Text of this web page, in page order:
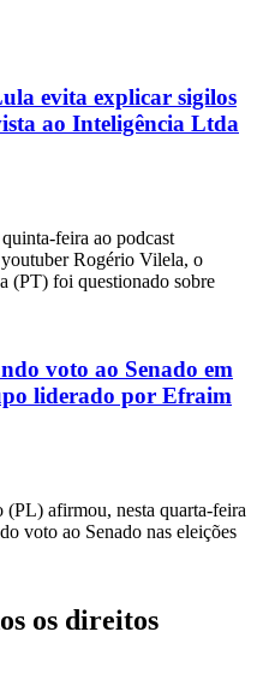
evita explicar sigilos
ao Inteligência Ltda
feira ao podcast
Rogério Vilela, o
(PT) foi questionado sobre
voto ao Senado em
liderado por Efraim
(PL) afirmou, nesta quarta-feira
voto ao Senado nas eleições
os direitos